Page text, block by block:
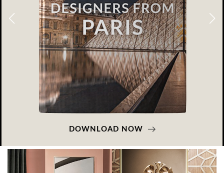
DOWNLOAD NOW